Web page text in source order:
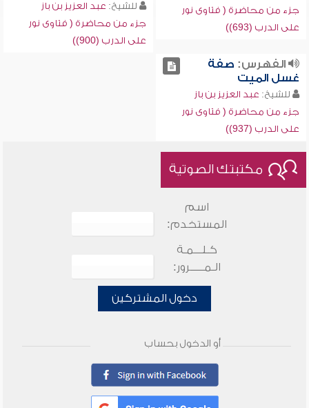
جزء من محاضرة ( فتاوى نور
على الدرب (693))
للشيخ: عبد العزيز بن باز
جزء من محاضرة ( فتاوى نور
على الدرب (900))
الفهرس: صفة
غسل الميت
للشيخ: عبد العزيز بن باز
جزء من محاضرة ( فتاوى نور
على الدرب (937))
مكتبتك الصوتية
اسم
المستخدم:
كـلـــمـة
الـمـــــرور:
دخول المشتركين
أو الدخول بحساب